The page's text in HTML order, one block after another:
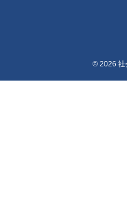
© 2026社